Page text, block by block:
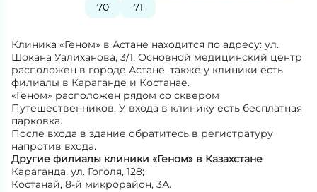
70
71
Клиника «Геном» в Астане находится по адресу: ул.
Шокана Уалиханова, 3/1. Основной медицинский центр
расположен в городе Астане, также у клиники есть
филиалы в Караганде и Костанае.
«Геном» расположен рядом со сквером
Путешественников. У входа в клинику есть бесплатная
парковка.
После входа в здание обратитесь в регистратуру
напротив входа.
Другие филиалы клиники «Геном» в Казахстане
Караганда, ул. Гоголя, 128;
Костанай, 8-й микрорайон, 3А.